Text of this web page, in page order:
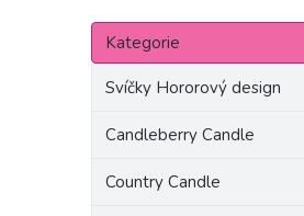
P
s
Přeskočit
kategorie
Kategorie
Svíčky Hororový design
Candleberry Candle
Country Candle